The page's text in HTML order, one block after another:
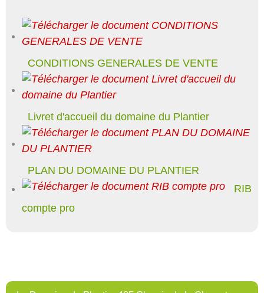
CONDITIONS GENERALES DE VENTE
Livret d'accueil du domaine du Plantier
PLAN DU DOMAINE DU PLANTIER
RIB
compte pro